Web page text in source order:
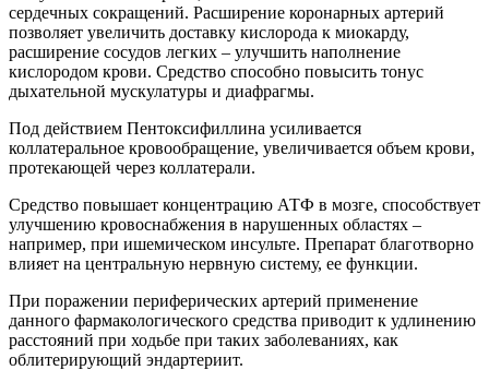
сердечных сокращений. Расширение коронарных артерий
позволяет увеличить доставку кислорода к миокарду,
расширение сосудов легких – улучшить наполнение
кислородом крови. Средство способно повысить тонус
дыхательной мускулатуры и диафрагмы.
Под действием Пентоксифиллина усиливается
коллатеральное кровообращение, увеличивается объем крови,
протекающей через коллатерали.
Средство повышает концентрацию АТФ в мозге, способствует
улучшению кровоснабжения в нарушенных областях –
например, при ишемическом инсульте. Препарат благотворно
влияет на центральную нервную систему, ее функции.
При поражении периферических артерий применение
данного фармакологического средства приводит к удлинению
расстояний при ходьбе при таких заболеваниях, как
облитерирующий эндартериит.